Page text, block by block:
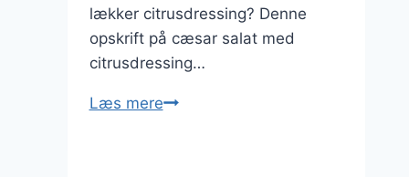
lækker citrusdressing? Denne
opskrift på cæsar salat med
citrusdressing…
Læs mereCæsar